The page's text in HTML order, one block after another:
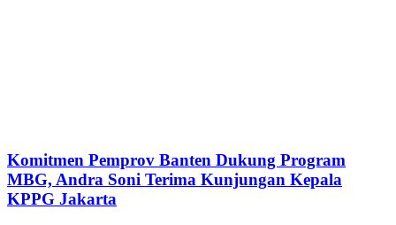
Komitmen Pemprov Banten Dukung Program
MBG, Andra Soni Terima Kunjungan Kepala
KPPG Jakarta